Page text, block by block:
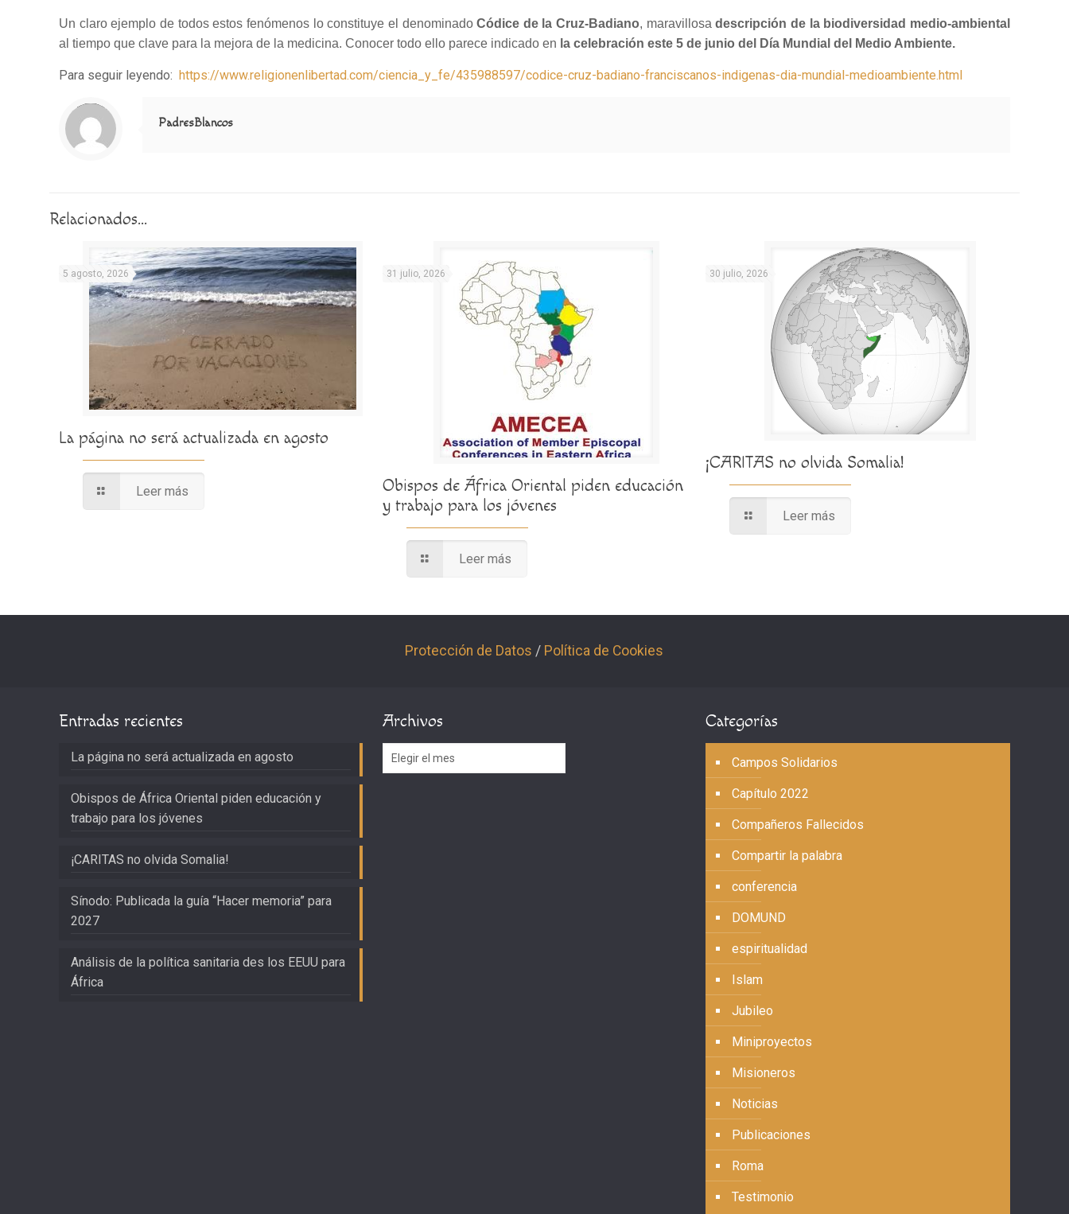
Un claro ejemplo de todos estos fenómenos lo constituye el denominadoCódice de la Cruz-Badiano, maravillosadescripción de la biodiversidad medio-ambiental
al tiempo que clave para la mejora de la medicina. Conocer todo ello parece indicado en la celebración este 5 de junio del Día Mundial del Medio Ambiente.
Para seguir leyendo:https://www.religionenlibertad.com/ciencia_y_fe/435988597/codice-cruz-badiano-franciscanos-indigenas-dia-mundial-medioambiente.html
Notice
: Trying to access array offset on value of type null in
/home/misioner/public_html/padresblancos/themes/betheme/includes/content-single.php
on line
286
PadresBlancos
Relacionados...
5 agosto, 2026
La página no será actualizada en agosto
Leer más
31 julio, 2026
Obispos de África Oriental piden educación
y trabajo para los jóvenes
Leer más
30 julio, 2026
¡CARITAS no olvida Somalia!
Leer más
Protección de Datos / Política de Cookies
Entradas recientes
La página no será actualizada en agosto
Obispos de África Oriental piden educación y
trabajo para los jóvenes
¡CARITAS no olvida Somalia!
Sínodo: Publicada la guía “Hacer memoria” para
2027
Análisis de la política sanitaria des los EEUU para
África
Archivos
Archivos
Categorías
Campos Solidarios
Capítulo 2022
Compañeros Fallecidos
Compartir la palabra
conferencia
DOMUND
espiritualidad
Islam
Jubileo
Miniproyectos
Misioneros
Noticias
Publicaciones
Roma
Testimonio